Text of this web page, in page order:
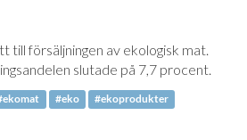
till försäljningen av ekologisk mat.
slutade på 7,7 procent.
#eko #ekoprodukter